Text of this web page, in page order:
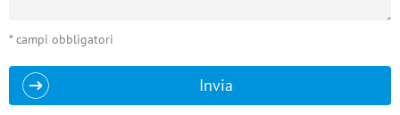
* campi obbligatori
Invia